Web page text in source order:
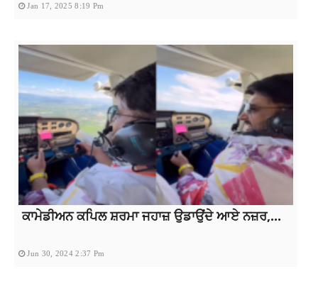
Jan 17, 2025 8:19 Pm
ਕਾਮੇਡੀਅਨ ਕਪਿਲ ਸ਼ਰਮਾ ਜਹਾਜ਼ ਉਡਾਉਂਦੇ ਆਏ ਨਜ਼ਰ,...
Jun 30, 2024 2:37 Pm